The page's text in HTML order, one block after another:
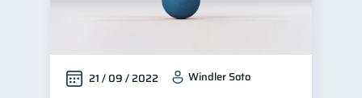
21 / 09 / 2022 Windler Soto